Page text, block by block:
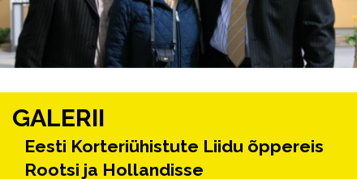
GALERII
Eesti Korteriühistute Liidu õppereis
Rootsi ja Hollandisse